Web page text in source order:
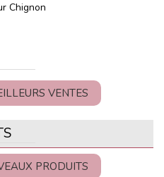
Chignon
VENTES
PRODUITS